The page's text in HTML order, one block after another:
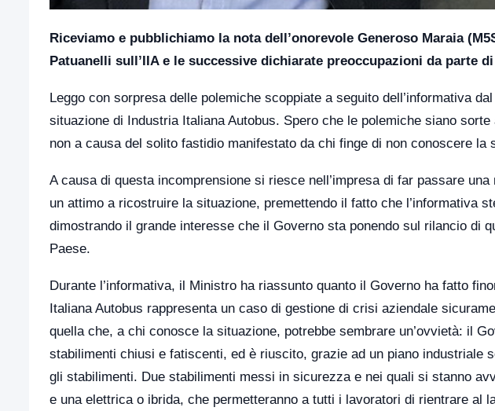
Riceviamo e pubblichiamo la nota dell’onorevole Generoso Maraia
Patuanelli sull’IIA e le successive dichiarate preoccupazioni da parte
Leggo con sorpresa delle polemiche scoppiate a seguito dell’informativa
situazione di Industria Italiana Autobus. Spero che le polemiche siano
non a causa del solito fastidio manifestato da chi finge di non conoscere la
A causa di questa incomprensione si riesce nell’impresa di far passare
un attimo a ricostruire la situazione, premettendo il fatto che l’informativa
dimostrando il grande interesse che il Governo sta ponendo sul rilancio di
Paese.
Durante l’informativa, il Ministro ha riassunto quanto il Governo ha fatto
Italiana Autobus rappresenta un caso di gestione di crisi aziendale
quella che, a chi conosce la situazione, potrebbe sembrare un’ovvietà: il
stabilimenti chiusi e fatiscenti, ed è riuscito, grazie ad un piano industriale
gli stabilimenti. Due stabilimenti messi in sicurezza e nei quali si stanno
e una elettrica o ibrida, che permetteranno a tutti i lavoratori di rientrare al